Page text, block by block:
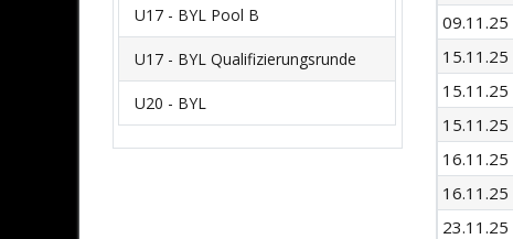
U17 - BYL Pool B
U17 - BYL Qualifizierungsrunde
U20 - BYL
09.11.25
15.11.25
15.11.25
15.11.25
16.11.25
16.11.25
23.11.25